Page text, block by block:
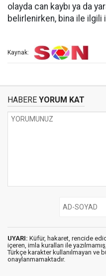
olayda can kaybı ya da
belirlenirken, bina ile ilgili
Kaynak:
HABERE YORUM KAT
UYARI: Küfür, hakaret, rencide
içeren, imla kuralları ile yazılmamış,
Türkçe karakter kullanılmayan ve
onaylanmamaktadır.